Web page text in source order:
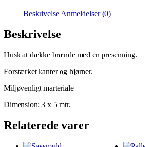
Beskrivelse Anmeldelser (0)
Beskrivelse
Husk at dække brænde med en presenning.
Forstærket kanter og hjørner.
Miljøvenligt marteriale
Dimension: 3 x 5 mtr.
Relaterede varer